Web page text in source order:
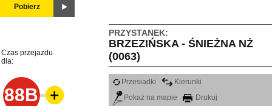
Pobierz
PRZYSTANEK:
BRZEZIŃSKA - ŚNIEŻNA NŻ
(0063)
Czas przejazdu
dla:
88B
Przesiadki
Kierunki
Pokaż na mapie
Drukuj